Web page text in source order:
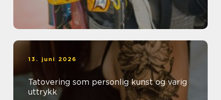
13. juni 2026
Tatovering som personlig kunst og varig
uttrykk